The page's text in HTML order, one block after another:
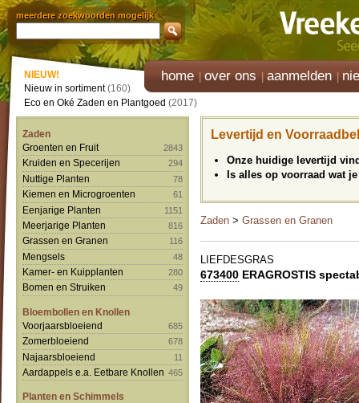
meerdere zoekwoorden mogelijk
home over ons aanmelden
NIEUW!
Nieuw in sortiment(160)
Eco en Oké Zaden en Plantgoed (2017)
Zaden
Groenten en Fruit
2843
Kruiden en Specerijen 294
Nuttige Planten 78
Kiemen en Microgroenten 61
Eenjarige Planten 1151
Meerjarige Planten 816
Grassen en Granen 116
Mengsels 48
Kamer- en Kuipplanten 280
Bomen en Struiken 49
Bloembollen en Knollen
Voorjaarsbloeiend
685
Zomerbloeiend 678
Najaarsbloeiend 11
Aardappels e.a. Eetbare Knollen 465
Planten en Schimmels
Levertijd en
Onze huidige levertijd
Is alles op voorraad wat
Zaden > Grassen en Granen
LIEFDESGRAS
673400 ERAGROSTIS